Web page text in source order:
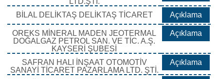
BİLAL DELİKTAŞ DELİKTAŞ TİCARET Açıklama
OREKS MİNERAL MADEN JEOTERMAL
DOĞALGAZ PETROL SAN. VE TİC. A.Ş.
KAYSERİ ŞUBESİ
Açıklama
SAFRAN HALI İNŞAAT OTOMOTİV
SANAYİ TİCARET PAZARLAMA LTD. ŞTİ.
Açıklama